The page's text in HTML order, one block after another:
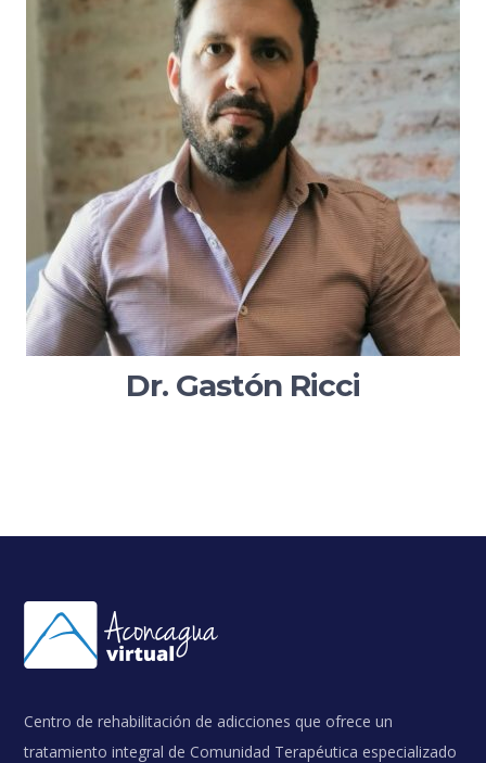
Dr. Gastón Ricci
Centro de rehabilitación de adicciones que ofrece un
tratamiento integral de Comunidad Terapéutica especializado